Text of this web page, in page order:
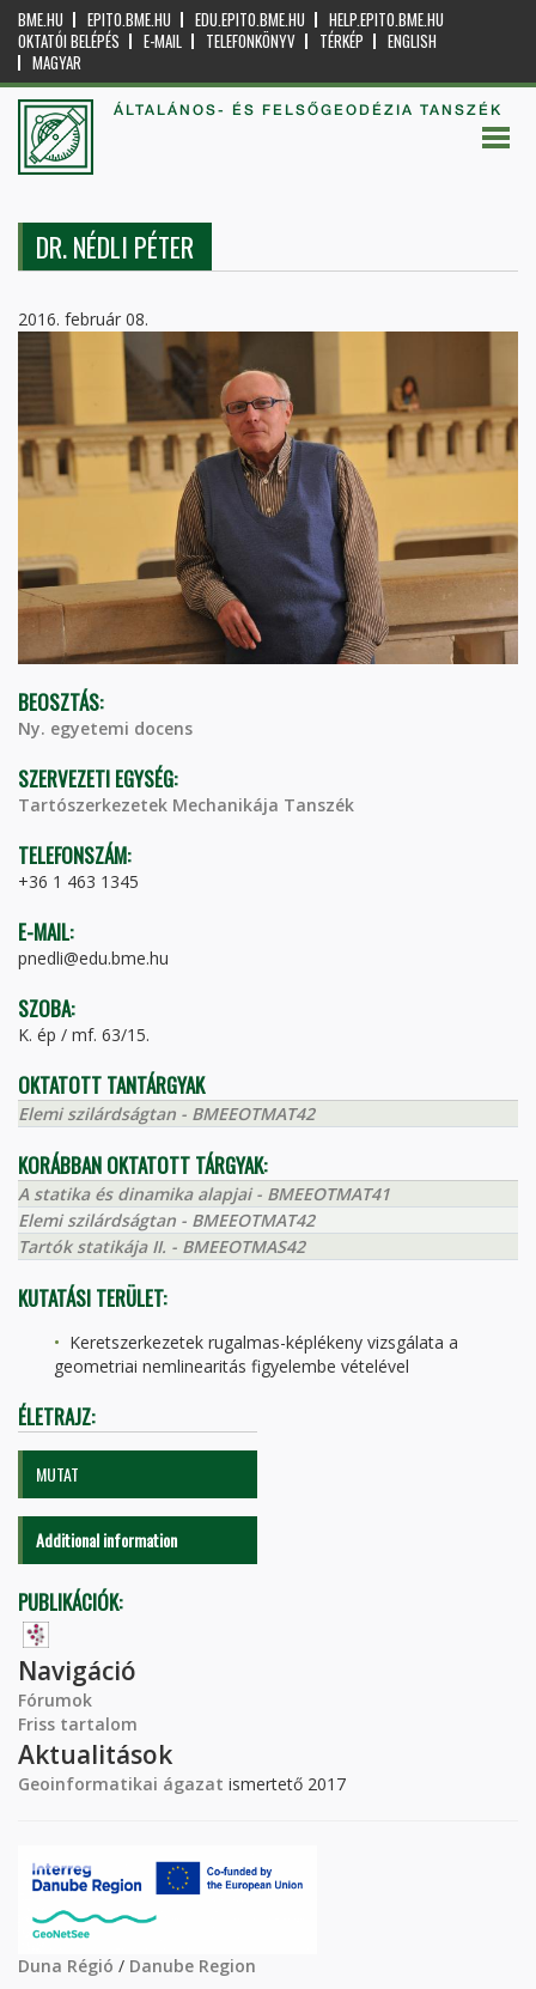
BME.HU EPITO.BME.HU EDU.EPITO.BME.HU
HELP.EPITO.BME.HU
OKTATÓI BELÉPÉS
E-MAIL TELEFONKÖNYV TÉRKÉP
ENGLISH
MAGYAR
ÁLTALÁNOS- ÉS FELSŐGEODÉZIA TANSZÉK
DR. NÉDLI PÉTER
2016. február 08.
BEOSZTÁS:
Ny. egyetemi docens
SZERVEZETI EGYSÉG:
Tartószerkezetek Mechanikája Tanszék
TELEFONSZÁM:
+36 1 463 1345
E-MAIL:
pnedli@edu.bme.hu
SZOBA:
K. ép / mf. 63/15.
OKTATOTT TANTÁRGYAK
Elemi szilárdságtan - BMEEOTMAT42
KORÁBBAN OKTATOTT TÁRGYAK:
A statika és dinamika alapjai - BMEEOTMAT41
Elemi szilárdságtan - BMEEOTMAT42
Tartók statikája II. - BMEEOTMAS42
KUTATÁSI TERÜLET:
Keretszerkezetek rugalmas-képlékeny vizsgálata a
geometriai nemlinearitás figyelembe vételével
ÉLETRAJZ:
MUTAT
Additional information
PUBLIKÁCIÓK:
Navigáció
Fórumok
Friss tartalom
Aktualitások
Geoinformatikai ágazat ismertető 2017
Duna Régió / Danube Region